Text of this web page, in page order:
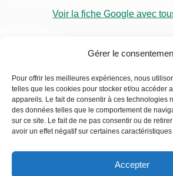
Gérer le
Pour offrir les meilleures expériences, nous
telles que les cookies pour stocker et/ou accéder
appareils. Le fait de consentir à ces technologies
des données telles que le comportement de
sur ce site. Le fait de ne pas consentir ou de
avoir un effet négatif sur certaines
Accepter
Voir la fiche Google avec
RDV
Visio